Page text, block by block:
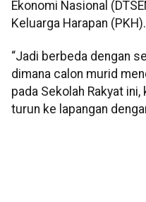
Ekonomi Nasional
Keluarga Harapan (PKH).
“Jadi berbeda dengan
dimana calon murid
pada Sekolah Rakyat
turun ke lapangan